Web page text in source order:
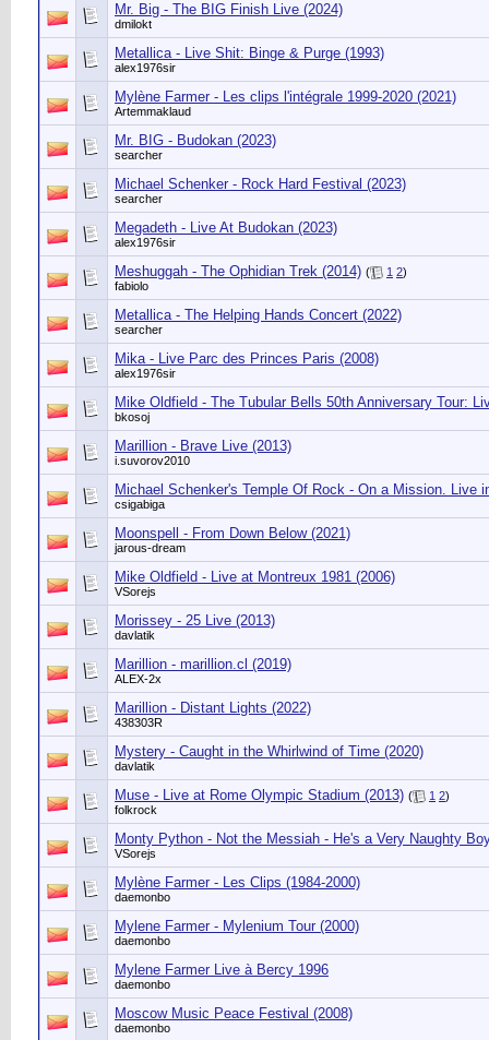
Mr. Big - The BIG Finish Live (2024)
dmilokt
Metallica - Live Shit: Binge & Purge (1993)
alex1976sir
Mylène Farmer - Les clips l'intégrale 1999-2020 (2021)
Artemmaklaud
Mr. BIG - Budokan (2023)
searcher
Michael Schenker - Rock Hard Festival (2023)
searcher
Megadeth - Live At Budokan (2023)
alex1976sir
Meshuggah - The Ophidian Trek (2014) ( 1 2)
fabiolo
Metallica - The Helping Hands Concert (2022)
searcher
Mika - Live Parc des Princes Paris (2008)
alex1976sir
Mike Oldfield - The Tubular Bells 50th Anniversary Tour:
bkosoj
Marillion - Brave Live (2013)
i.suvorov2010
Michael Schenker's Temple Of Rock - On a Mission. Live
csigabiga
Moonspell - From Down Below (2021)
jarous-dream
Mike Oldfield - Live at Montreux 1981 (2006)
VSorejs
Morissey - 25 Live (2013)
davlatik
Marillion - marillion.cl (2019)
ALEX-2x
Marillion - Distant Lights (2022)
438303R
Mystery - Caught in the Whirlwind of Time (2020)
davlatik
Muse - Live at Rome Olympic Stadium (2013) ( 1 2)
folkrock
Monty Python - Not the Messiah - He's a Very Naughty
VSorejs
Mylène Farmer - Les Clips (1984-2000)
daemonbo
Mylene Farmer - Mylenium Tour (2000)
daemonbo
Mylene Farmer Live à Bercy 1996
daemonbo
Moscow Music Peace Festival (2008)
daemonbo